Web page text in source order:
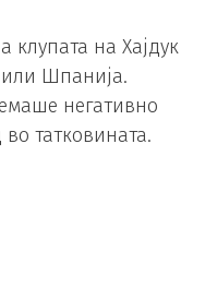
клупата на Хајдук
Шпанија.
негативно
татковината.